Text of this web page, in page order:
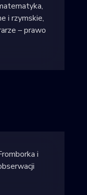
i rzymskie,
– prawo
i